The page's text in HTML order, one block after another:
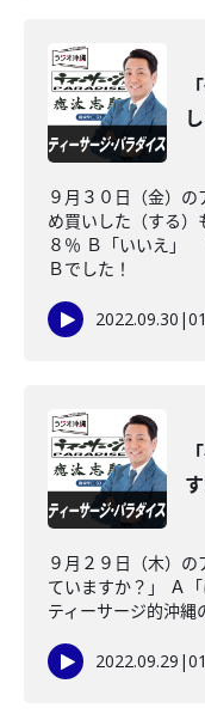
９月３０日（金）
め買いした（する
８％ Ｂ「いいえ」
Ｂでした！
2022.09.30 |
９月２９日（木）
ていますか？」 Ａ
ティーサージ的沖縄
2022.09.29 |